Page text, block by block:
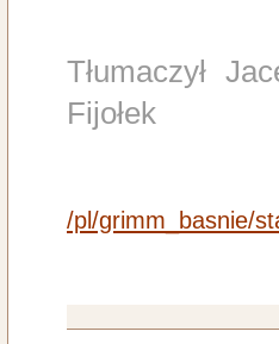
Tłumaczył
Fijołek
/pl/grimm_basnie/